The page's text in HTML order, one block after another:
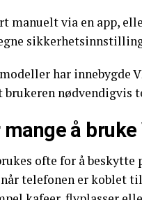
manuelt via en app,
har innebygde
brukeren nødvendigvis
å bruke
ofte for å beskytte
telefonen er koblet